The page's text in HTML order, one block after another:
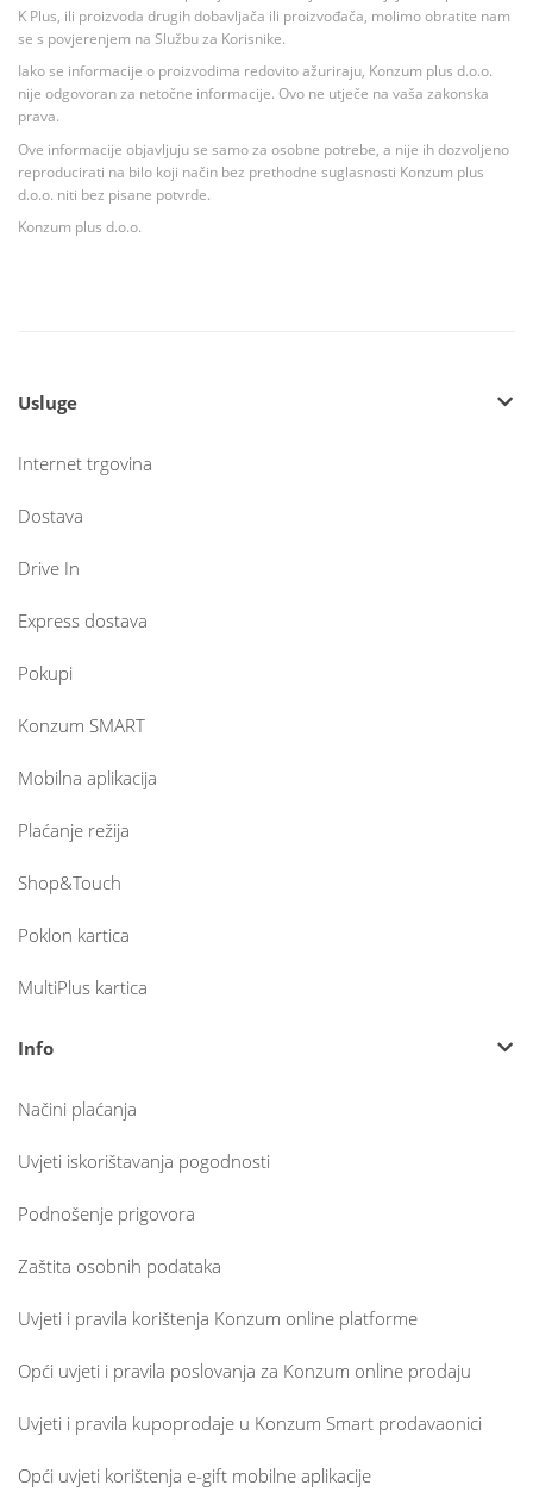
K Plus, ili proizvoda drugih dobavljača ili proizvođača, molimo obratite nam
se s povjerenjem na Službu za Korisnike.
Iako se informacije o proizvodima redovito ažuriraju, Konzum plus d.o.o.
nije odgovoran za netočne informacije. Ovo ne utječe na vaša zakonska
prava.
Ove informacije objavljuju se samo za osobne potrebe, a nije ih dozvoljeno
reproducirati na bilo koji način bez prethodne suglasnosti Konzum plus
d.o.o. niti bez pisane potvrde.
Konzum plus d.o.o.
Usluge
Internet trgovina
Dostava
Drive In
Express dostava
Pokupi
Konzum SMART
Mobilna aplikacija
Plaćanje režija
Shop&Touch
Poklon kartica
MultiPlus kartica
Info
Načini plaćanja
Uvjeti iskorištavanja pogodnosti
Podnošenje prigovora
Zaštita osobnih podataka
Uvjeti i pravila korištenja Konzum online platforme
Opći uvjeti i pravila poslovanja za Konzum online prodaju
Uvjeti i pravila kupoprodaje u Konzum Smart prodavaonici
Opći uvjeti korištenja e-gift mobilne aplikacije